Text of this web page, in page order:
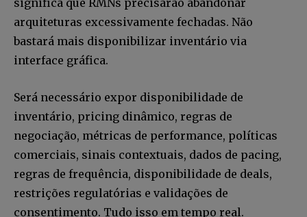
significa que RMNs precisarão abandonar
arquiteturas excessivamente fechadas. Não
bastará mais disponibilizar inventário via
interface gráfica.
Será necessário expor disponibilidade de
inventário, pricing dinâmico, regras de
negociação, métricas de performance, políticas
comerciais, sinais contextuais, dados de pacing,
regras de frequência, disponibilidade de deals,
restrições regulatórias e validações de
consentimento. Tudo isso em tempo real.